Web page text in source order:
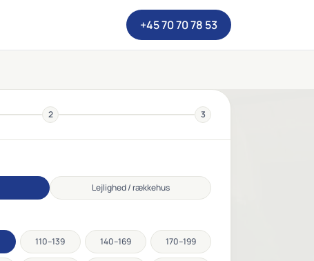
+45 70 70 78 53
2 3
Lejlighed / rækkehus
110–139 140–169 170–199